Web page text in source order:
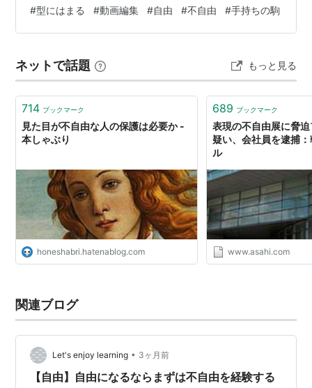
たくないと ある意味 奔放さを自由だと 思っていました
が 今では型がないと 逆に不自由さを感じます 型の中な
あまり いい意味では 使われないことが多いのですが 手
持ちの駒が 少なければ少ないほど 今は呼吸がしやすいで
す 自…
#型にはまる #動画編集 #自由 #不自由 #手持ちの駒
ネットで話題 もっと見る
714 ブックマーク
見た目が不自由な人の保護は必要か -
本しゃぶり
honeshabri.hatenablog.com
689 ブックマーク
表現の不自由展に脅
疑い、会社員を逮捕
ル
www.asahi.com
関連ブログ
Let's enjoy learning • 3ヶ月前
【自由】自由になるならまずは不自由を経験する